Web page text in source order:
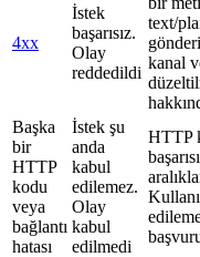
4xx
İstek
başarısız.
Olay
reddedildi
text/
kanal
Başka
bir
HTTP
kodu
veya
bağlantı
hatası
İstek şu
anda
kabul
edilemez.
Olay
kabul
edilmedi
HTTP